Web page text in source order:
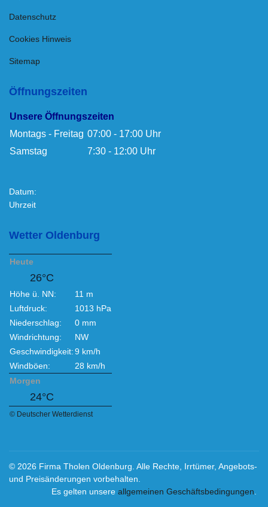
Datenschutz
Cookies Hinweis
Sitemap
Öffnungszeiten
Unsere Öffnungszeiten
Montags - Freitag 07:00 - 17:00 Uhr
Samstag
7:30 - 12:00 Uhr
Datum:
Uhrzeit
Wetter Oldenburg
Heute
26°C
Höhe ü. NN:
11 m
Luftdruck:
1013 hPa
Niederschlag:
0 mm
Windrichtung:
NW
Geschwindigkeit:9 km/h
Windböen:
28 km/h
Morgen
24°C
© Deutscher Wetterdienst
© 2026 Firma Tholen Oldenburg. Alle Rechte, Irrtümer, Angebots-
und Preisänderungen vorbehalten.
Es gelten unsere allgemeinen Geschäftsbedingungen